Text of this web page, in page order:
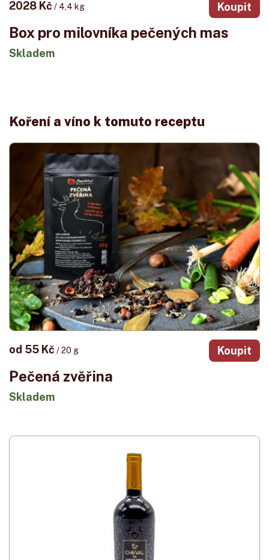
2028 Kč / 4,4 kg Koupit
Box pro milovníka pečených mas
Skladem
Koření a víno k tomuto receptu
od 55 Kč / 20 g Koupit
Pečená zvěřina
Skladem